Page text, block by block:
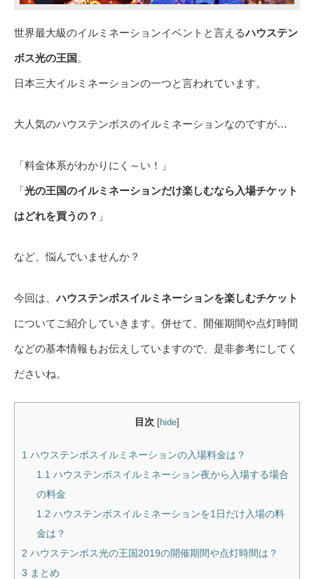
世界最大級のイルミネーションイベントと言えるハウステン
ボス光の王国 。
日本三大イルミネーションの一つと言われています。
大人気のハウステンボスのイルミネーションなのですが…
「料金体系がわかりにく～い！」
「光の王国のイルミネーションだけ楽しむなら入場チケット
はどれを買うの？ 」
など、悩んでいませんか？
今回は、ハウステンボスイルミネーションを楽しむチケット
についてご紹介していきます。併せて、開催期間や点灯時間
などの基本情報もお伝えしていますので、是非参考にしてく
ださいね。
目次 [hide]
1 ハウステンボスイルミネーションの入場料金は？
1.1 ハウステンボスイルミネーション夜から入場する場合
の料金
1.2 ハウステンボスイルミネーションを1日だけ入場の料
金は？
2 ハウステンボス光の王国2019の開催期間や点灯時間は？
3 まとめ